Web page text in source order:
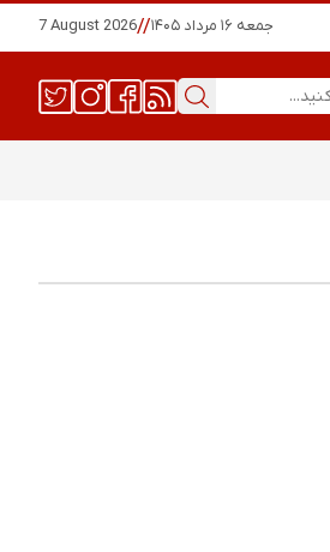
جمعه ۱۶ مرداد ۱۴۰۵ //
7 August 2026